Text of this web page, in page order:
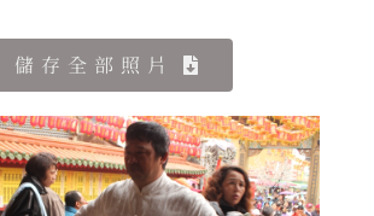
儲存全部照片